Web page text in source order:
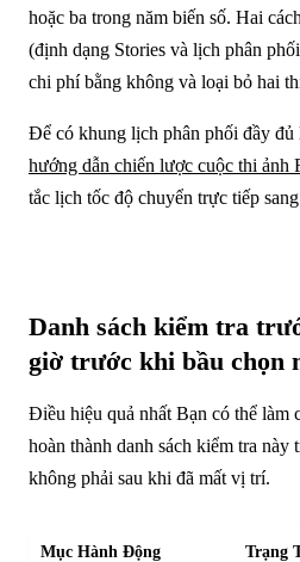
hoặc ba trong năm biến số. Hai
(định dạng Stories và lịch phân
chi phí bằng không và loại bỏ hai
Để có khung lịch phân phối đầy đủ
hướng dẫn chiến lược cuộc thi ảnh
tắc lịch tốc độ chuyển trực tiếp
Danh sách kiểm tra
giờ trước khi bầu chọn
Điều hiệu quả nhất Bạn có thể làm
hoàn thành danh sách kiểm tra
không phải sau khi đã mất vị trí.
Mục Hành Động Trạng